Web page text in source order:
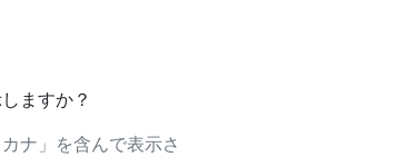
ますか？
ナ」を含んで表示さ